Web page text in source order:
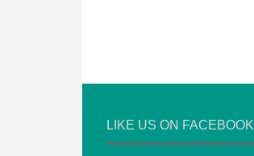
LIKE US ON FACEBOOK